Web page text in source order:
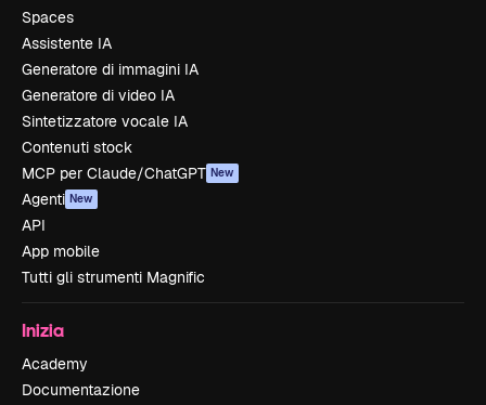
Spaces
Assistente IA
Generatore di immagini IA
Generatore di video IA
Sintetizzatore vocale IA
Contenuti stock
MCP per Claude/ChatGPT New
Agenti New
API
App mobile
Tutti gli strumenti Magnific
Inizia
Academy
Documentazione